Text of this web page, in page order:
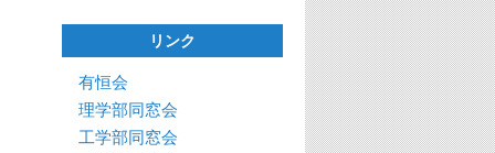
リンク
有恒会
理学部同窓会
工学部同窓会